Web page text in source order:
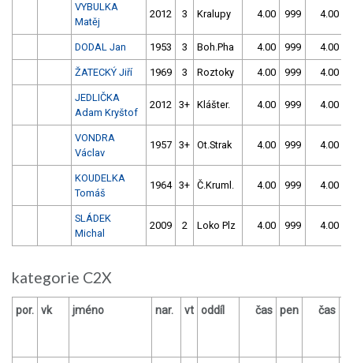
VYBULKA
Matěj
2012 3 Kralupy 4.00 999 4.00
DODAL Jan 1953 3 Boh.Pha 4.00 999 4.00
ŽATECKÝ Jiří 1969 3 Roztoky 4.00 999 4.00
JEDLIČKA
Adam Kryštof
2012 3+ Klášter. 4.00 999 4.00
VONDRA
Václav
1957 3+ Ot.Strak 4.00 999 4.00
KOUDELKA
Tomáš
1964 3+ Č.Kruml. 4.00 999 4.00
SLÁDEK
Michal
2009 2 Loko Plz 4.00 999 4.00
kategorie C2X
por. vk jméno nar. vt oddíl čas pen čas